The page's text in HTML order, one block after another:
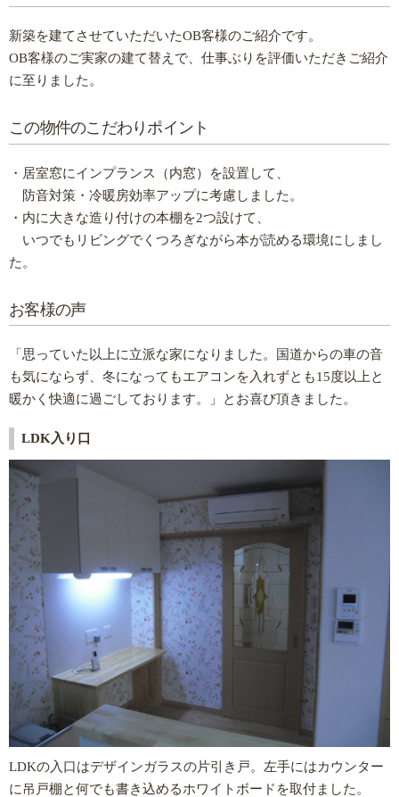
新築を建てさせていただいたOB客様のご紹介です。
OB客様のご実家の建て替えで、仕事ぶりを評価いただきご紹介
に至りました。
この物件のこだわりポイント
・居室窓にインプランス（内窓）を設置して、
防音対策・冷暖房効率アップに考慮しました。
・内に大きな造り付けの本棚を2つ設けて、
いつでもリビングでくつろぎながら本が読める環境にしまし
た。
お客様の声
「思っていた以上に立派な家になりました。国道からの車の音
も気にならず、冬になってもエアコンを入れずとも15度以上と
暖かく快適に過ごしております。」とお喜び頂きました。
LDK入り口
LDKの入口はデザインガラスの片引き戸。左手にはカウンター
に吊戸棚と何でも書き込めるホワイトボードを取付ました。